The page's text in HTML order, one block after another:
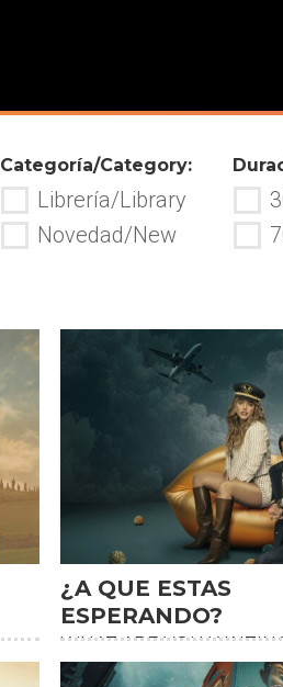
Categoría/Category:
Librería/Library
Novedad/New
HD
¿A QUE ESTAS
ESPERANDO?
WHAT ARE YOU